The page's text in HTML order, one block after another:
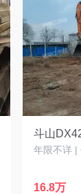
斗山
年限不详 |
16.8万